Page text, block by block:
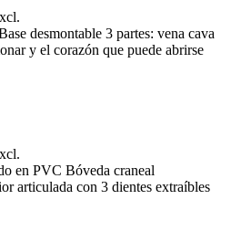
desmontable 3 partes: vena cava
y el corazón que puede abrirse
en PVC Bóveda craneal
articulada con 3 dientes extraíbles